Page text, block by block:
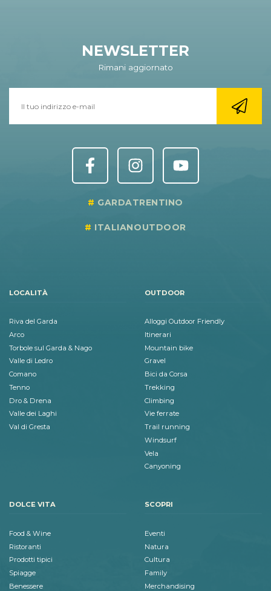
NEWSLETTER
Rimani aggiornato
GARDATRENTINO
ITALIANOUTDOOR
LOCALITÀ
Riva del Garda
Arco
Torbole sul Garda & Nago
Valle di Ledro
Comano
Tenno
Dro & Drena
Valle dei Laghi
Val di Gresta
OUTDOOR
Alloggi Outdoor Friendly
Itinerari
Mountain bike
Gravel
Bici da Corsa
Trekking
Climbing
Vie ferrate
Trail running
Windsurf
Vela
Canyoning
DOLCE VITA
Food & Wine
Ristoranti
Prodotti tipici
Spiagge
Benessere
SCOPRI
Eventi
Natura
Cultura
Family
Merchandising